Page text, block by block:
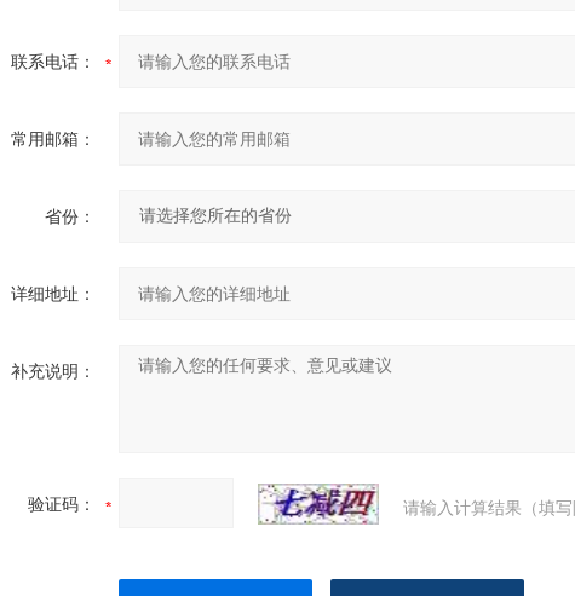
联系电话：
常用邮箱：
省份：
详细地址：
补充说明：
验证码： 请输入计算结果（填